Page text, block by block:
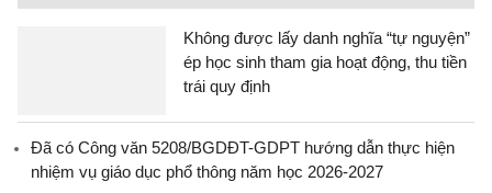
Không được lấy danh nghĩa “tự nguyện”
ép học sinh tham gia hoạt động, thu tiền
trái quy định
Đã có Công văn 5208/BGDĐT-GDPT hướng dẫn thực hiện
nhiệm vụ giáo dục phổ thông năm học 2026-2027